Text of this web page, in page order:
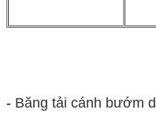
- Băng tải cánh bướm